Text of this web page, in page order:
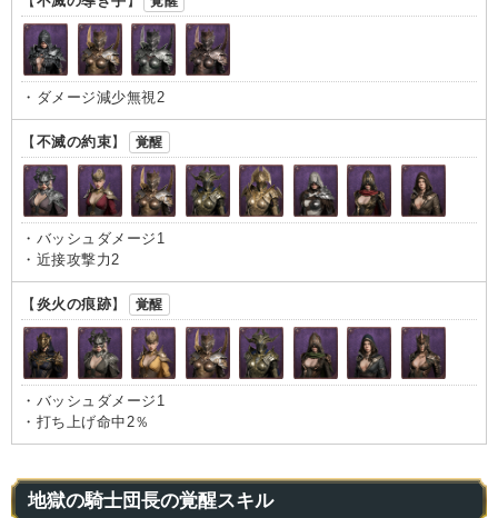
・ダメージ減少無視2
【 不滅の約束】 覚醒
・バッシュダメージ1
・近接攻撃力2
【 炎火の痕跡】 覚醒
・バッシュダメージ1
・打ち上げ命中2％
地獄の騎士団長の覚醒スキル